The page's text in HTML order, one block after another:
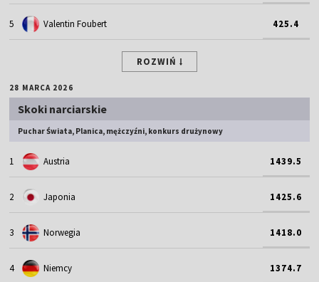
5 Valentin Foubert 425.4
ROZWIŃ
28 MARCA 2026
Skoki narciarskie
Puchar Świata, Planica, mężczyźni, konkurs drużynowy
1 Austria 1439.5
2 Japonia 1425.6
3 Norwegia 1418.0
4 Niemcy 1374.7